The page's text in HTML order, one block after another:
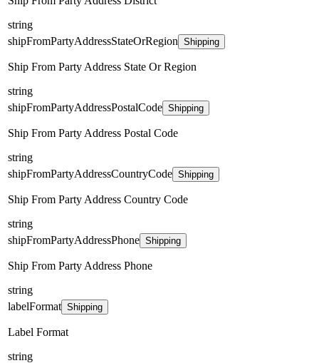
string
shipFromPartyAddressStateOrRegion Shipping
Ship From Party Address State Or Region
string
shipFromPartyAddressPostalCode Shipping
Ship From Party Address Postal Code
string
shipFromPartyAddressCountryCode Shipping
Ship From Party Address Country Code
string
shipFromPartyAddressPhone Shipping
Ship From Party Address Phone
string
labelFormat Shipping
Label Format
string